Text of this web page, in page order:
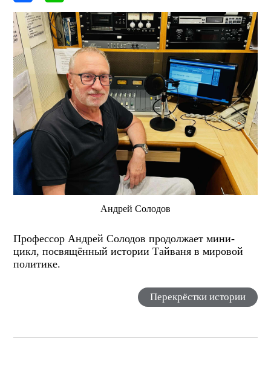
Андрей Солодов
Профессор Андрей Солодов продолжает мини-
цикл, посвящённый истории Тайваня в мировой
политике.
Перекрёстки истории